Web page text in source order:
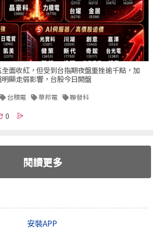
面收紅，但受到台指期夜盤重挫逾千點，加
明顯走弱影響，台股今日開盤
台積電 華邦電 聯發科
0
閱讀更多
安裝APP